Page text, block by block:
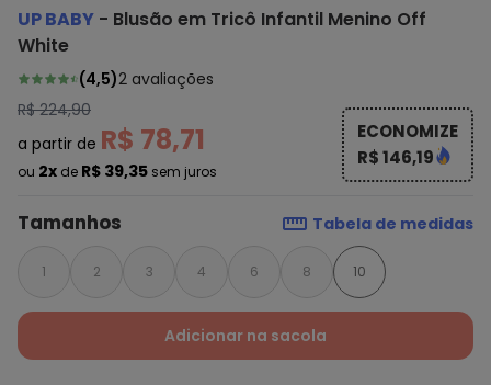
UP BABY - Blusão em Tricô Infantil Menino Off
White
(4,5)2 avaliações
R$ 224,90
a partir de R$ 78,71
ou 2x de R$ 39,35 sem juros
ECONOMIZE
R$ 146,19
Tamanhos Tabela de medidas
1 2 3 4 6 8 10
Adicionar na sacola